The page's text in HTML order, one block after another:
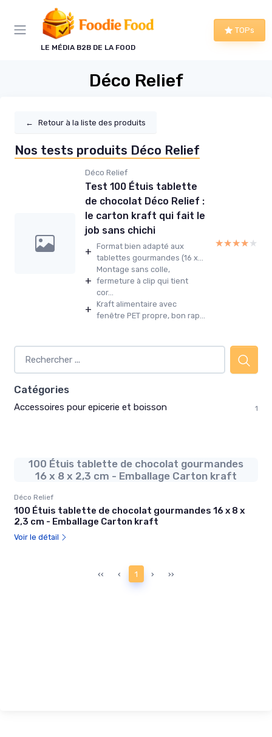
LE MÉDIA B2B DE LA FOOD
TOPs
Déco Relief
← Retour à la liste des produits
Nos tests produits Déco Relief
Déco Relief
Test 100 Étuis tablette
de chocolat Déco Relief :
le carton kraft qui fait le
job sans chichi
+ Format bien adapté aux
tablettes gourmandes (16 x...
+
Montage sans colle,
fermeture à clip qui tient
cor...
+ Kraft alimentaire avec
fenêtre PET propre, bon rap...
★★★★★
★★★★★
Catégories
Accessoires pour epicerie et boisson 1
100 Étuis tablette de chocolat gourmandes
16 x 8 x 2,3 cm - Emballage Carton kraft
Déco Relief
100 Étuis tablette de chocolat gourmandes 16 x 8 x
2,3 cm - Emballage Carton kraft
Voir le détail
‹‹ ‹ 1 › ››
Panneau de gestion des cookies